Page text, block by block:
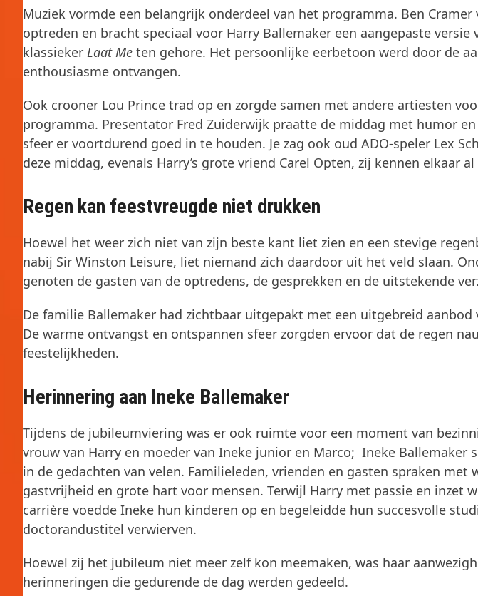
Muziek vormde een belangrijk onderdeel van het programma. Ben Cramer
optreden en bracht speciaal voor Harry Ballemaker een aangepaste versie
klassieker Laat Me ten gehore. Het persoonlijke eerbetoon werd door de
enthousiasme ontvangen.
Ook crooner Lou Prince trad op en zorgde samen met andere artiesten
programma. Presentator Fred Zuiderwijk praatte de middag met humor
sfeer er voortdurend goed in te houden. Je zag ook oud ADO-speler Lex
deze middag, evenals Harry’s grote vriend Carel Opten, zij kennen elkaar
Regen kan feestvreugde niet drukken
Hoewel het weer zich niet van zijn beste kant liet zien en een stevige
nabij Sir Winston Leisure, liet niemand zich daardoor uit het veld slaan.
genoten de gasten van de optredens, de gesprekken en de uitstekende
De familie Ballemaker had zichtbaar uitgepakt met een uitgebreid aanbod
De warme ontvangst en ontspannen sfeer zorgden ervoor dat de regen
feestelijkheden.
Herinnering aan Ineke Ballemaker
Tijdens de jubileumviering was er ook ruimte voor een moment van
vrouw van Harry en moeder van Ineke junior en Marco; Ineke Ballemaker
in de gedachten van velen. Familieleden, vrienden en gasten spraken met
gastvrijheid en grote hart voor mensen. Terwijl Harry met passie en inzet
carrière voedde Ineke hun kinderen op en begeleidde hun succesvolle
doctorandustitel verwierven.
Hoewel zij het jubileum niet meer zelf kon meemaken, was haar
herinneringen die gedurende de dag werden gedeeld.